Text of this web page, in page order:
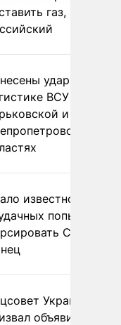
газ, но не
удары по
ВСУ в
и
известно о
попытках
Украины по
объявить